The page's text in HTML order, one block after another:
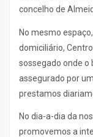
concelho de
No mesmo
domiciliário,
sossegado onde o
assegurado por
prestamos
No dia-a-dia da
promovemos a